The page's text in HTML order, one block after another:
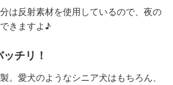
は反射素材を使用しているので、夜の
きますよ♪
チリ！
。愛犬のようなシニア犬はもちろん、